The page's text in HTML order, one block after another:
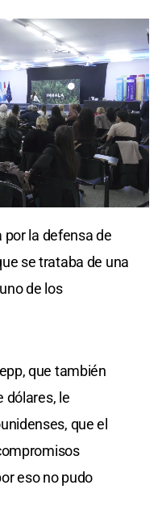
la defensa de
se trataba de una
de los
que también
dólares, le
que el
eso no pudo